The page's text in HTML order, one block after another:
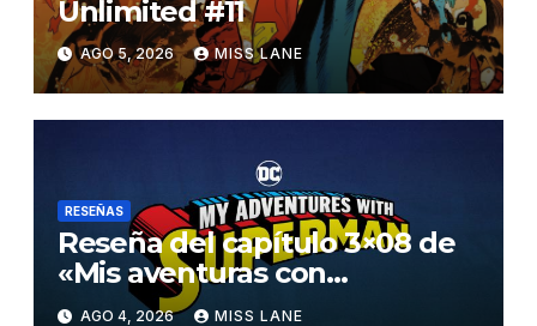
Unlimited #11
AGO 5, 2026 MISS LANE
RESEÑAS
Reseña del capítulo 3×08 de
«Mis aventuras con
Superman»
AGO 4, 2026 MISS LANE